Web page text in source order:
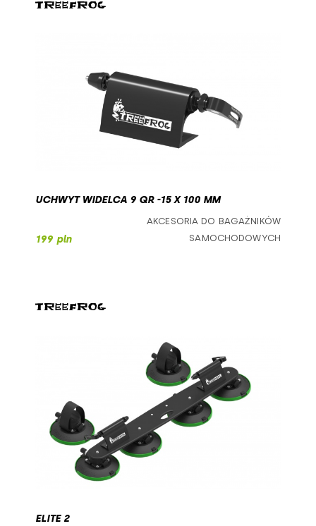
UCHWYT WIDELCA 9 QR -15 X 100 MM
199 pln
AKCESORIA DO BAGAŻNIKÓW
SAMOCHODOWYCH
ELITE 2